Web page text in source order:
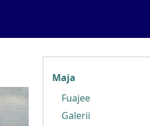
MUUSEUM
Maja
Fuajee
Galerii